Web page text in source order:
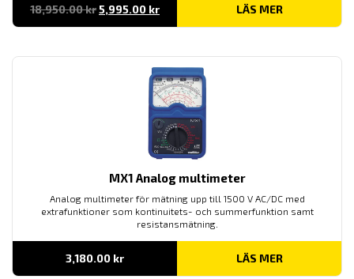
18,950.00kr Det
ursprungliga
priset
5,995.00 krDet
nuvarande
priset
LÄS MER
MX1 Analog multimeter
Analog multimeter för mätning upp till 1500 V AC/DC med
extrafunktioner som kontinuitets- och summerfunktion samt
resistansmätning.
3,180.00 kr LÄS MER